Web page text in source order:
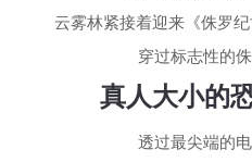
云雾林紧接着迎来《侏罗
穿过标志性的
真人大小的
透过最尖端的